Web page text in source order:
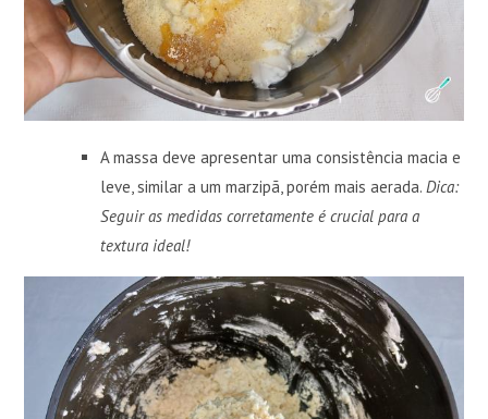
A massa deve apresentar uma consistência macia e
leve, similar a um marzipã, porém mais aerada. Dica:
Seguir as medidas corretamente é crucial para a
textura ideal!